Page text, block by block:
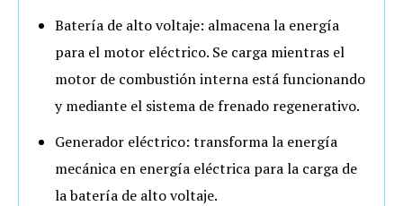
Batería de alto voltaje: almacena la energía
para el motor eléctrico. Se carga mientras el
motor de combustión interna está funcionando
y mediante el sistema de frenado regenerativo.
Generador eléctrico: transforma la energía
mecánica en energía eléctrica para la carga de
la batería de alto voltaje.